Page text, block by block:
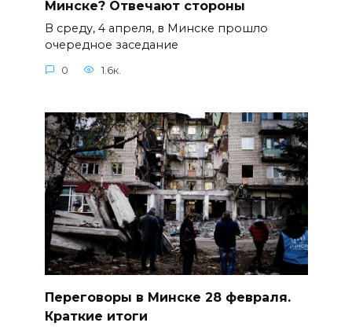
Минске? Отвечают стороны
В среду, 4 апреля, в Минске прошло
очередное заседание
0 1.6к.
Переговоры в Минске 28 февраля.
Краткие итоги